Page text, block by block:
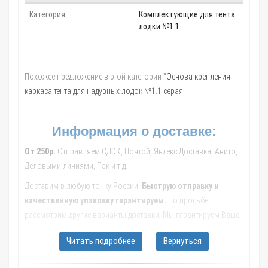
Категория
Комплектующие для тента
лодки №1.1
Похожее предложение в этой категории "Основа крепления
каркаса тента для надувных лодок №1.1 серая".
Информация о доставке:
От 250р. Отправляем СДЭК, Почтой, Яндекс.Доставка, Авито,
Деловыми линиями, Пэк и т.д.
Доставим в любую точку России.
Быструю отправку и
качественную упаковку гарантируем.
По просьбе
рассмотрим другие варианты доставки. Мы гарантируем Ваше
Обращайтесь к нашим менеджерам, они помогут с выбором
транспортной компании, рассчитают стоимость и сроки
Читать подробнее Вернуться